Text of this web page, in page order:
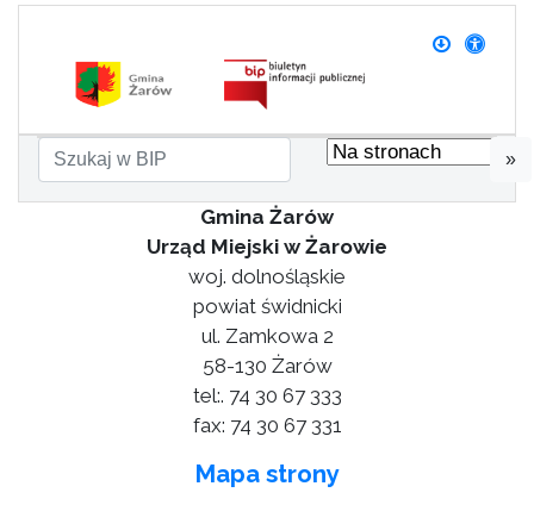
»
Gmina Żarów
Urząd Miejski w Żarowie
woj. dolnośląskie
powiat świdnicki
ul. Zamkowa 2
58-130 Żarów
tel:. 74 30 67 333
fax: 74 30 67 331
Mapa strony